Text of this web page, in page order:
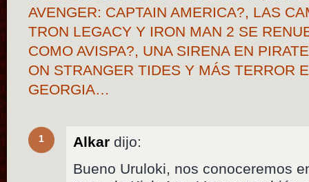
AVENGER: CAPTAIN AMERICA?, LAS
TRON LEGACY Y IRON MAN 2 SE
COMO AVISPA?, UNA SIRENA EN
ON STRANGER TIDES Y MÁS TERROR
GEORGIA…
1 Alkar dijo:
Bueno Uruloki, nos conoceremos